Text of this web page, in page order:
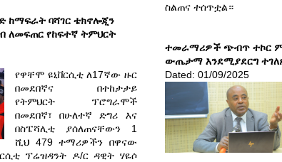
ከማፍራት ባሻገር ቴክኖሎጂን
ለመፍጠር የከፍተኛ ትምህርት
የዋቸሞ ዩኒቨርሲቲ ለ17ኛው ዙር
በመደበኛና በተከታታይ
የትምህርት ፕሮግራሞች
በመደበኛ፣ በሁለተኛ ድግሪ እና
በስፔሻሊቲ ያሰለጠናቸውን 1
ሺህ 479 ተማሪዎችን በዋናው
ፕሬዝዳንት ዶ/ር ዳዊት ሃዬሶ
ስልጠና ተሰጥቷል።
ተመራማሪዎች ጭብጥ ተኮር
ውጤታማ እንደሚያደርግ
Dated: 01/09/2025